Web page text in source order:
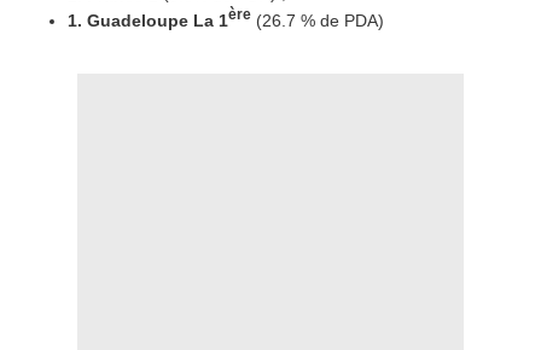
1. Guadeloupe La 1ère (26.7 % de PDA)